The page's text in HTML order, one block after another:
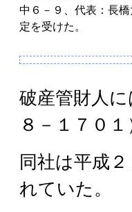
中６－９、代表：長
定を受けた。
破産管財人
８－１７０
同社は平成
れていた。